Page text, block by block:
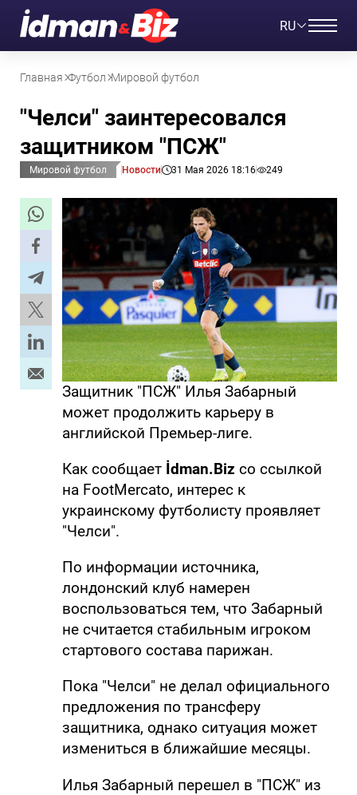
RU
Главная Футбол Мировой футбол
"Челси" заинтересовался
защитником "ПСЖ"
Мировой футбол Новости 31 Мая 2026 18:16 249
Защитник "ПСЖ" Илья Забарный
может продолжить карьеру в
английской Премьер-лиге.
Как сообщает İdman.Biz со ссылкой
на FootMercato, интерес к
украинскому футболисту проявляет
"Челси".
По информации источника,
лондонский клуб намерен
воспользоваться тем, что Забарный
не считается стабильным игроком
стартового состава парижан.
Пока "Челси" не делал официального
предложения по трансферу
защитника, однако ситуация может
измениться в ближайшие месяцы.
Илья Забарный перешел в "ПСЖ" из